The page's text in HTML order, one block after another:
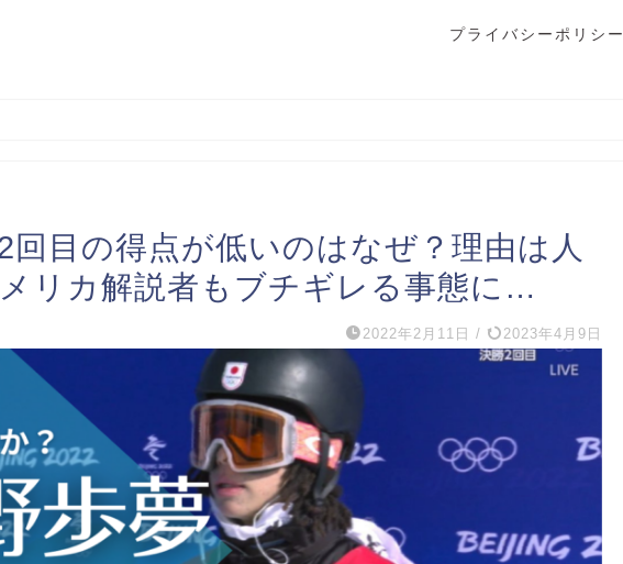
プライバシーポリシー
回目の得点が低いのはなぜ？理由は人
リカ解説者もブチギレる事態に…
2022年2月11日 / 2023年4月9日